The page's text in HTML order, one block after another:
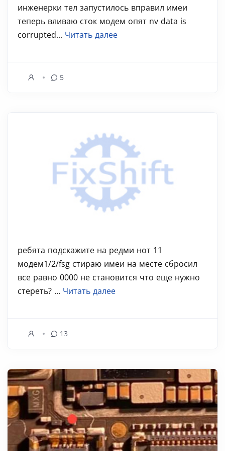
инженерки тел запустилось вправил имеи
теперь вливаю сток модем опят nv data is
corrupted... Читать далее
5
ребята подскажите на редми нот 11
модем1/2/fsg стираю имеи на месте сбросил
все равно 0000 не становится что еще нужно
стереть? ... Читать далее
13